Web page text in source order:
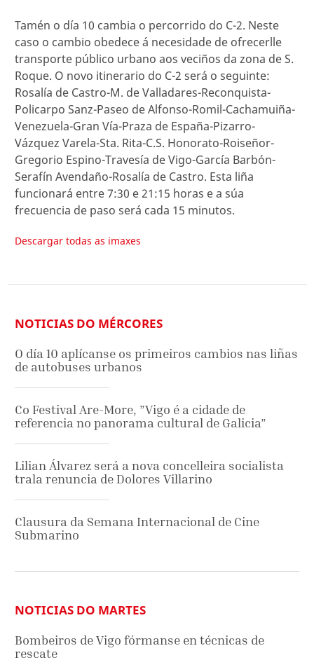
Tamén o día 10 cambia o percorrido do C-2. Neste
caso o cambio obedece á necesidade de ofrecerlle
transporte público urbano aos veciños da zona de S.
Roque. O novo itinerario do C-2 será o seguinte:
Rosalía de Castro-M. de Valladares-Reconquista-
Policarpo Sanz-Paseo de Alfonso-Romil-Cachamuiña-
Venezuela-Gran Vía-Praza de España-Pizarro-
Vázquez Varela-Sta. Rita-C.S. Honorato-Roiseñor-
Gregorio Espino-Travesía de Vigo-García Barbón-
Serafín Avendaño-Rosalía de Castro. Esta liña
funcionará entre 7:30 e 21:15 horas e a súa
frecuencia de paso será cada 15 minutos.
Descargar todas as imaxes
NOTICIAS DO MÉRCORES
O día 10 aplícanse os primeiros cambios nas liñas
de autobuses urbanos
Co Festival Are-More, ”Vigo é a cidade de
referencia no panorama cultural de Galicia”
Lilian Álvarez será a nova concelleira socialista
trala renuncia de Dolores Villarino
Clausura da Semana Internacional de Cine
Submarino
NOTICIAS DO MARTES
Bombeiros de Vigo fórmanse en técnicas de
rescate